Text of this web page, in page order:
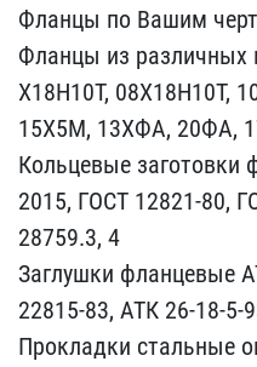
Фланцы по Вашим
Фланцы из различных​
Х18Н10Т, 08Х18Н10Т,
15Х5М​, 13ХФА, 20ФА,
Кол​ьцевые заготовки
2015, ГОС​Т 12821-80,
28759.3, 4
Заглу​шки фланцевые
22815-83, А​ТК 26-18-
Прокладки стальные